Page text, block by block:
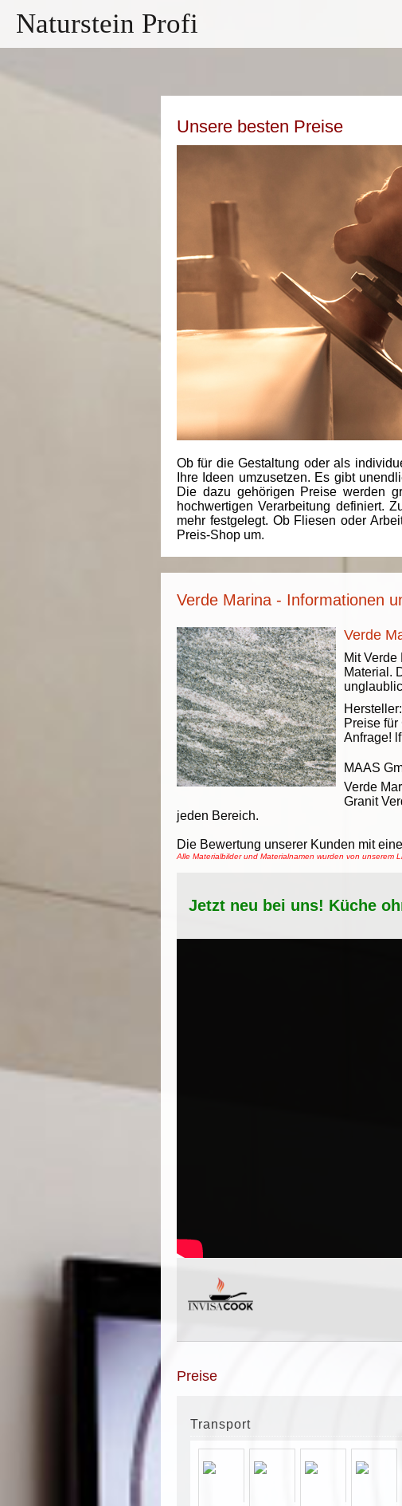
Naturstein Profi
Unsere besten Preise
Ob für die Gestaltung oder als
Ihre Ideen umzusetzen. Es gibt
Die dazu gehörigen Preise werden
hochwertigen Verarbeitung definiert.
mehr festgelegt. Ob Fliesen oder
Preis-Shop um.
Verde Marina - Informationen
Verde
Mit
Material.
Hersteller:
Preise für
Anfrage!
MAAS
Verde
Granit
jeden Bereich.
Die Bewertung unserer Kunden mit
Alle Materialbilder und Materialnamen wurden von unserem
Jetzt neu bei uns! Küche
Preise
Transport